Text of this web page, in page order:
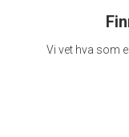
Vi vet hva som